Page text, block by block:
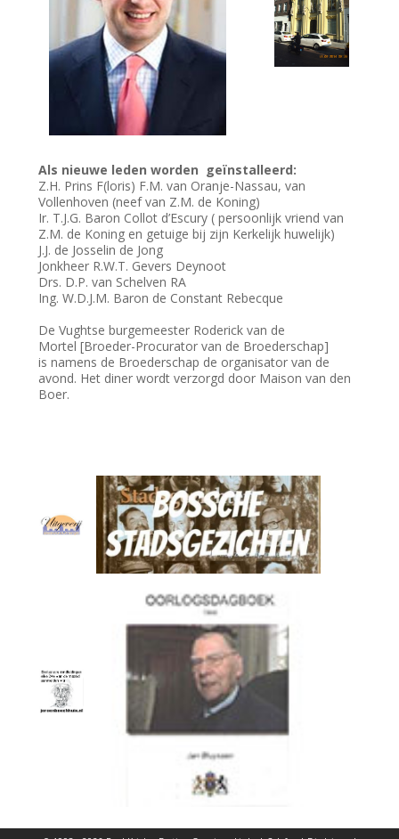
Als nieuwe leden worden geïnstalleerd:
Z.H. Prins F(loris) F.M. van Oranje-Nassau, van
Vollenhoven (neef van Z.M. de Koning)
Ir. T.J.G. Baron Collot d’Escury ( persoonlijk vriend van
Z.M. de Koning en getuige bij zijn Kerkelijk huwelijk)
J.J. de Josselin de Jong
Jonkheer R.W.T. Gevers Deynoot
Drs. D.P. van Schelven RA
Ing. W.D.J.M. Baron de Constant Rebecque
De Vughtse burgemeester Roderick van de
Mortel [Broeder-Procurator van de Broederschap]
is namens de Broederschap de organisator van de
avond. Het diner wordt verzorgd door Maison van den
Boer.